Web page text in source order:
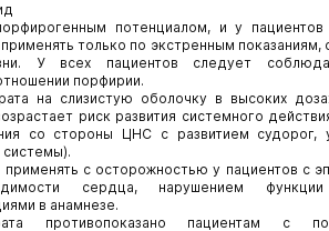
потенциалом, и у
только по экстренным показаниям,
У всех пациентов следует
порфирии.
на слизистую оболочку в высоких
риск развития системного
со стороны ЦНС с развитием судорог,
с осторожностью у пациентов с
сердца, нарушением
в анамнезе.
противопоказано пациентам с